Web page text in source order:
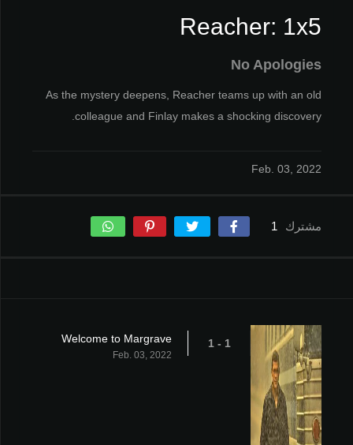
Reacher: 1x5
No Apologies
As the mystery deepens, Reacher teams up with an old
colleague and Finlay makes a shocking discovery.
Feb. 03, 2022
مشترك 1
1 - 1
Welcome to Margrave
Feb. 03, 2022